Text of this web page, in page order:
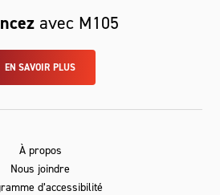
avec M105
EN SAVOIR PLUS
À propos
Nous joindre
d’accessibilité